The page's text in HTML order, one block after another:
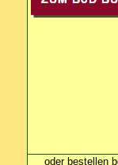
oder bestellen